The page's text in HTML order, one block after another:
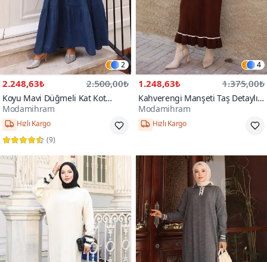
2
2.248,63₺ 2.500,00₺
Koyu Mavi Düğmeli Kat Kot
Tesettür Elbise
Modamihram
38,40,42,44,46,48
(9)
4
1.248,63₺ 1.375,00₺
Kahverengi Manşeti Taş Detaylı
Triko Tesettür Elbise
Modamihram
STANDART